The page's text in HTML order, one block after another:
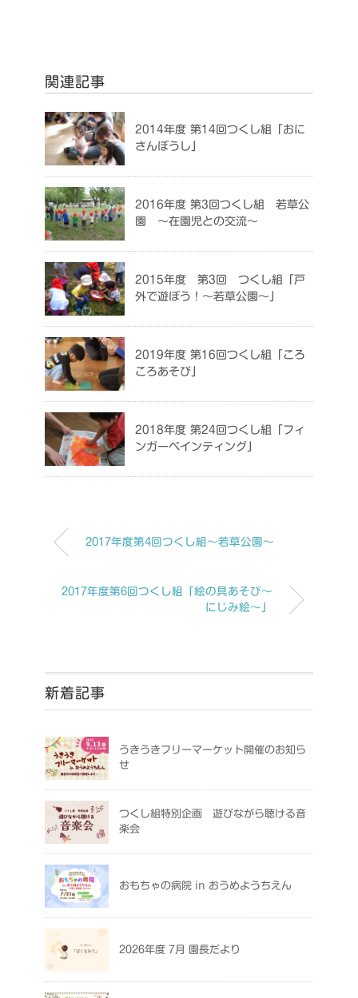
関連記事
2014年度 第14回つくし組「おに
さんぼうし」
2016年度 第3回つくし組 若草公
園 ～在園児との交流～
2015年度 第3回 つくし組「戸
外で遊ぼう！～若草公園～」
2019年度 第16回つくし組「ころ
ころあそび」
2018年度 第24回つくし組「フィ
ンガーペインティング」
2017年度第4回つくし組～若草公園～
2017年度第6回つくし組「絵の具あそび～
にじみ絵～」
新着記事
うきうきフリーマーケット開催のお知ら
せ
つくし組特別企画 遊びながら聴ける音
楽会
おもちゃの病院 in おうめようちえん
2026年度 7月 園長だより